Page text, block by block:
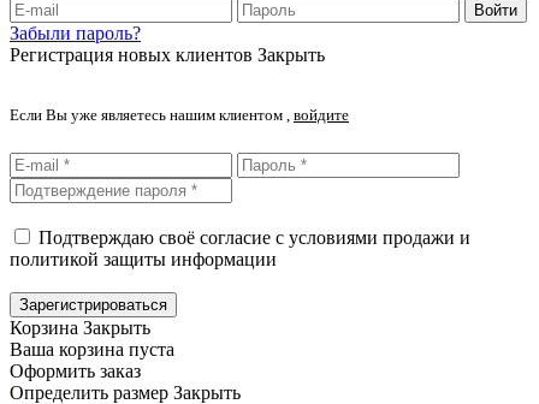
Войти
Забыли пароль?
Регистрация новых клиентов Закрыть
Если Вы уже являетесь нашим клиентом , войдите
Подтверждаю своё согласие с условиями продажи и
политикой защиты информации
Зарегистрироваться
Корзина Закрыть
Ваша корзина пуста
Оформить заказ
Определить размер Закрыть